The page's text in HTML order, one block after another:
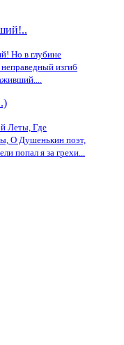
Но в глубине
изгиб
Леты, Где
О Душенькин поэт,
попал я за грехи...